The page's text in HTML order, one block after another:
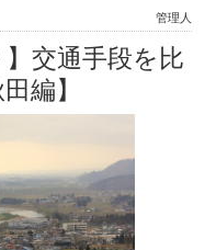
管理人
】交通手段を比
編】